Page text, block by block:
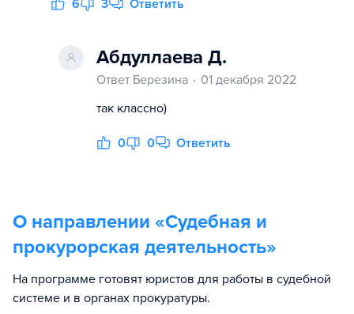
6 3 Ответить
Абдуллаева Д.
Ответ Березина
01 декабря 2022
так классно)
0 0 Ответить
О направлении «Судебная и
прокурорская деятельность»
На программе готовят юристов для работы в судебной
системе и в органах прокуратуры.